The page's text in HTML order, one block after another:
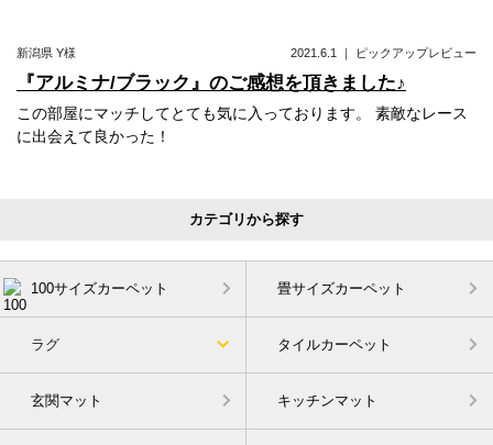
新潟県 Y様 2021.6.1 ｜ ピックアップレビュー
『アルミナ/ブラック』のご感想を頂きました♪
この部屋にマッチしてとても気に入っております。 素敵なレース
に出会えて良かった！
カテゴリから探す
100サイズカーペット 畳サイズカーペット
ラグ タイルカーペット
玄関マット キッチンマット